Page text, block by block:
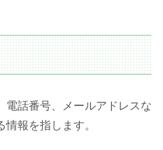
電話番号、メールアドレスな
報を指します。